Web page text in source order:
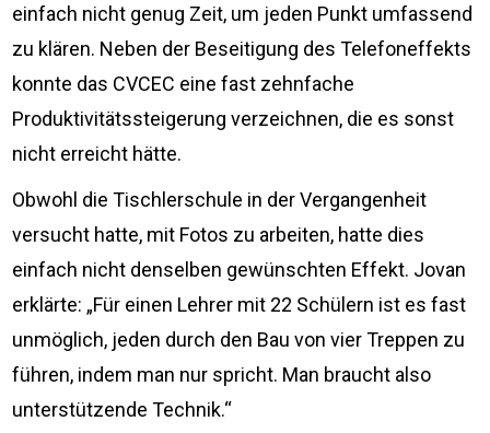
einfach nicht genug Zeit, um jeden Punkt umfassend
zu klären. Neben der Beseitigung des Telefoneffekts
konnte das CVCEC eine fast zehnfache
Produktivitätssteigerung verzeichnen, die es sonst
nicht erreicht hätte.
Obwohl die Tischlerschule in der Vergangenheit
versucht hatte, mit Fotos zu arbeiten, hatte dies
einfach nicht denselben gewünschten Effekt. Jovan
erklärte: „Für einen Lehrer mit 22 Schülern ist es fast
unmöglich, jeden durch den Bau von vier Treppen zu
führen, indem man nur spricht. Man braucht also
unterstützende Technik.“